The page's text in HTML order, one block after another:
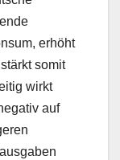
erhöht
somit
wirkt
auf